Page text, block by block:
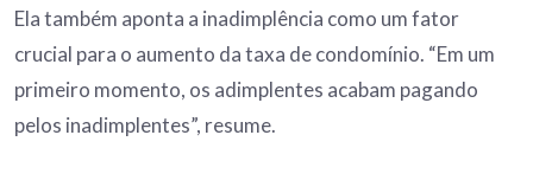
Ela também aponta a inadimplência como um fator
crucial para o aumento da taxa de condomínio. “Em um
primeiro momento, os adimplentes acabam pagando
pelos inadimplentes”, resume.